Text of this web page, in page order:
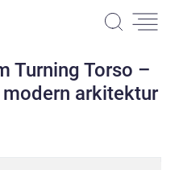
Turning Torso –
arkitektur